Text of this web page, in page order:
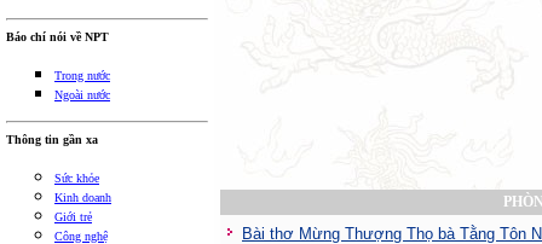
Báo chí nói về NPT
Trong nước
Ngoài nước
Thông tin gần xa
Sức khỏe
Kinh doanh
Giới trẻ
Công nghệ
Bài thơ Mừng Thượng Thọ bà Tằng Tôn